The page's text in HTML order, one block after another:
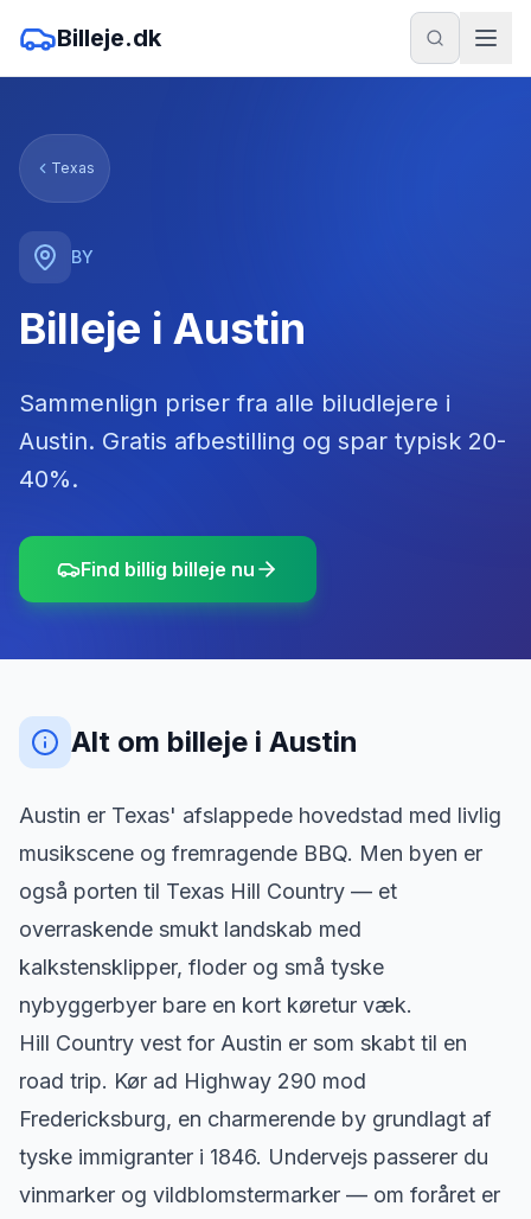
Billeje.dk
Texas
BY
Billeje i Austin
Sammenlign priser fra alle biludlejere i
Austin. Gratis afbestilling og spar typisk 20-
40%.
Find billig billeje nu
Alt om billeje i Austin
Austin er Texas' afslappede hovedstad med livlig
musikscene og fremragende BBQ. Men byen er
også porten til Texas Hill Country — et
overraskende smukt landskab med
kalkstensklipper, floder og små tyske
nybyggerbyer bare en kort køretur væk.
Hill Country vest for Austin er som skabt til en
road trip. Kør ad Highway 290 mod
Fredericksburg, en charmerende by grundlagt af
tyske immigranter i 1846. Undervejs passerer du
vinmarker og vildblomstermarker — om foråret er